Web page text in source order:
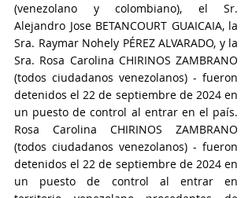
(venezolano y colombiano), el Sr.
Alejandro Jose BETANCOURT GUAICAIA, la
Sra. Raymar Nohely PÉREZ ALVARADO, y la
Sra. Rosa Carolina CHIRINOS ZAMBRANO
(todos ciudadanos venezolanos) - fueron
detenidos el 22 de septiembre de 2024 en
un puesto de control al entrar en el país.
Rosa Carolina CHIRINOS ZAMBRANO
(todos ciudadanos venezolanos) - fueron
detenidos el 22 de septiembre de 2024 en
un puesto de control al entrar en